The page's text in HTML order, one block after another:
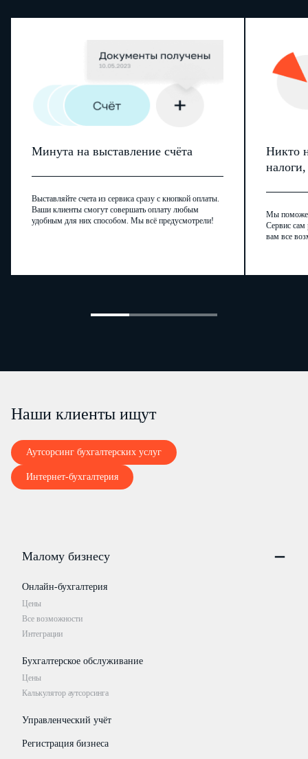
Минута на выставление счёта
Выставляйте счета из сервиса сразу с кнопкой оплаты.
Ваши клиенты смогут совершать оплату любым
удобным для них способом. Мы всё предусмотрели!
Никто
Мы
Сервис сам
вам все
Наши клиенты ищут
Аутсорсинг бухгалтерских услуг
Интернет-бухгалтерия
Малому бизнесу
Онлайн-бухгалтерия
Цены
Все возможности
Интеграции
Бухгалтерское обслуживание
Цены
Калькулятор аутсорсинга
Управленческий учёт
Регистрация бизнеса